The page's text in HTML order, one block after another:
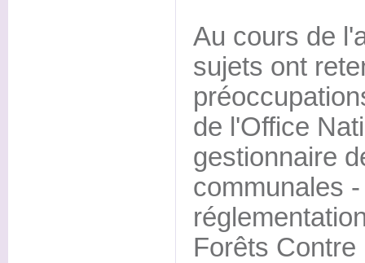
Au cours de
sujets ont
de l'Office
gestionnaire
communales
Forêts Contre